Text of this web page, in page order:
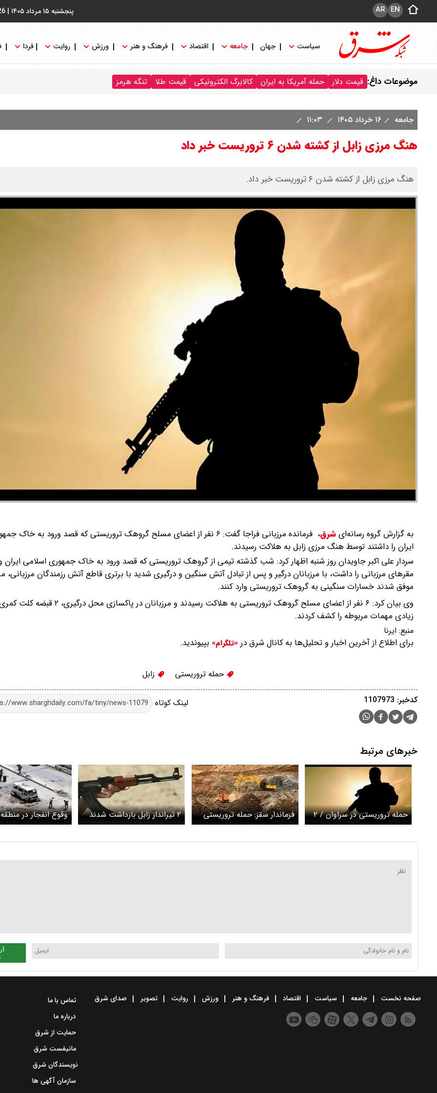
پنجشنبه ۱۵ مرداد ۱۴۰۵ | EN
AR
سیاست جهان جامعه اقتصاد فرهنگ و هنر ورزش روایت فردا
موضوعات داغ: قیمت دلار حمله آمریکا به ایران کالابرگ الکترونیکی قیمت طلا تنگه هرمز
جامعه ۱۶ خرداد ۱۴۰۵
هنگ مرزی زابل از کشته شدن ۶ تروریست خبر داد
هنگ مرزی زابل از کشته شدن ۶ تروریست خبر داد.
به گزارش گروه رسانه‌ایشرق،
فرمانده مرزبانی فراجا گفت: ۶ نفر از اعضای مسلح گروهک تروریستی که قصد ورود به
ایران را داشتند توسط هنگ مرزی زابل به هلاکت رسیدند.
سردار علی اکبر جاویدان روز شنبه اظهار کرد: شب گذشته تیمی از گروهک تروریستی که قصد ورود به خاک جمهوری اسلامی ایران
مقرهای مرزبانی را داشت، با مرزبانان درگیر و پس از تبادل آتش سنگین و درگیری شدید با برتری قاطع آتش رزمندگان مرزبانی،
موفق شدند خسارات سنگینی به گروهک تروریستی وارد کنند.
وی بیان کرد: ۶ نفر از اعضای مسلح گروهک تروریستی به هلاکت رسیدند و
زیادی مهمات مربوطه را کشف کردند.
منبع: ایرنا
برای اطلاع از آخرین اخبار و تحلیل‌ها به کانال شرق در «تلگرام» بپیوندید.
حمله تروریستی زابل
لینک کوتاه کدخبر: 1107973
خبرهای مرتبط
حمله تروریستی در سراوان / ۲
تروریست کشته شدند
فرماندار سقز: حمله تروریستی
به معدن طلای میرگه‌نقشینه
۲ تیرانداز زابل بازداشت شدند
وقوع انفجار در منطقه
دمشق / شناسایی
صفحه نخست جامعه سیاست اقتصاد فرهنگ و هنر ورزش روایت تصویر صدای شرق
تماس با ما
درباره ما
حمایت از شرق
مانیفست شرق
نویسندگان شرق
سازمان آگهی ها